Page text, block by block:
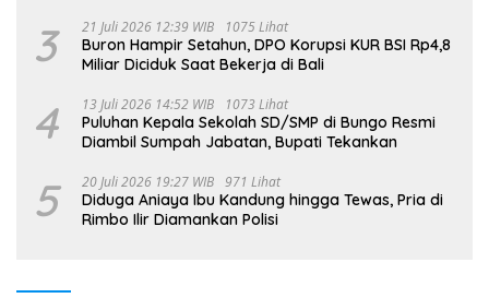
3 21 Juli 2026 12:39 WIB 1075 Lihat
Buron Hampir Setahun, DPO Korupsi KUR BSI Rp4,8
Miliar Diciduk Saat Bekerja di Bali
4 13 Juli 2026 14:52 WIB 1073 Lihat
Puluhan Kepala Sekolah SD/SMP di Bungo Resmi
Diambil Sumpah Jabatan, Bupati Tekankan
5 20 Juli 2026 19:27 WIB 971 Lihat
Diduga Aniaya Ibu Kandung hingga Tewas, Pria di
Rimbo Ilir Diamankan Polisi